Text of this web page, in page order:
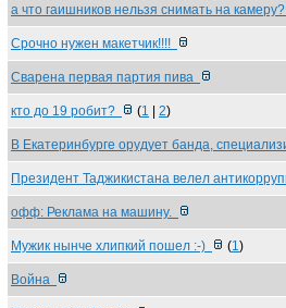
а что гаишников нельзя снимать на камеру?
Срочно нужен макетчик!!!!
Сварена первая партия пива
кто до 19 робит? (1 2)
В Екатеринбурге орудует банда,
Президент Таджикистана велел
офф: Реклама на машину.
Мужик нынче хлипкий пошел :-) (1)
Война